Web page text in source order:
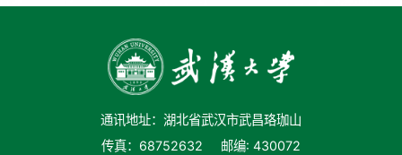
通讯地址：湖北省武汉市武昌珞珈山
传真：68752632
邮编: 430072